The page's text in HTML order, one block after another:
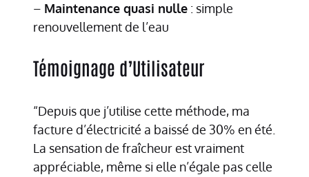
– Maintenance quasi nulle : simple
renouvellement de l’eau
Témoignage d’Utilisateur
“Depuis que j’utilise cette méthode, ma
facture d’électricité a baissé de 30% en été.
La sensation de fraîcheur est vraiment
appréciable, même si elle n’égale pas celle